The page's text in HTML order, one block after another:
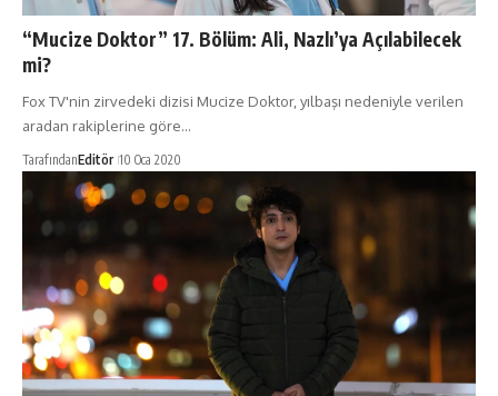
“Mucize Doktor” 17. Bölüm: Ali, Nazlı’ya Açılabilecek
mi?
Fox TV'nin zirvedeki dizisi Mucize Doktor, yılbaşı nedeniyle verilen
aradan rakiplerine göre…
TarafındanEditör 10 Oca 2020